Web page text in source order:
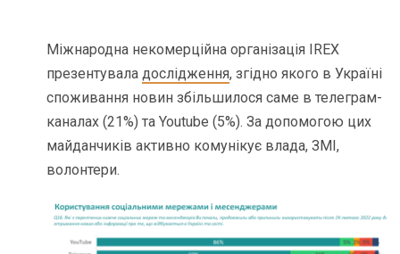
Міжнародна некомерційна організація IREX
презентуваладослідження, згідно якого в Україні
споживання новин збільшилося саме в телеграм-
каналах (21%) та Youtube (5%). За допомогою цих
майданчиків активно комунікує влада, ЗМІ,
волонтери.